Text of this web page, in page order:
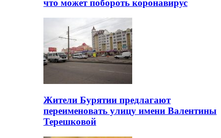
что может побороть коронавирус
Жители Бурятии предлагают
переименовать улицу имени Валентины
Терешковой